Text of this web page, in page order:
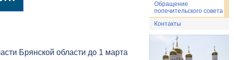
Брянской области до 1 марта
Обращение
попечительского совета
Контакты